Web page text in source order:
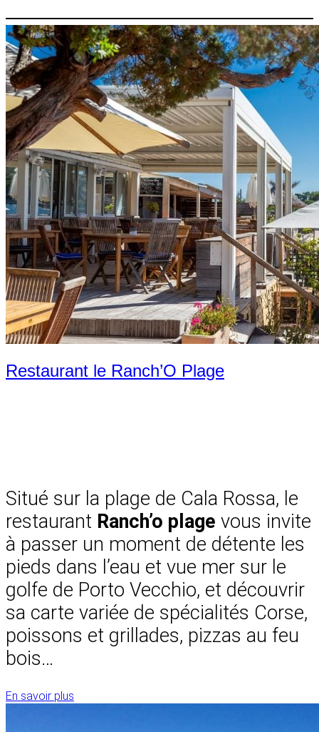
Restaurant le Ranch’O Plage
Situé sur la plage de Cala Rossa, le
restaurant Ranch’o plage vous invite
à passer un moment de détente les
pieds dans l’eau et vue mer sur le
golfe de Porto Vecchio, et découvrir
sa carte variée de spécialités Corse,
poissons et grillades, pizzas au feu
bois…
En savoir plus